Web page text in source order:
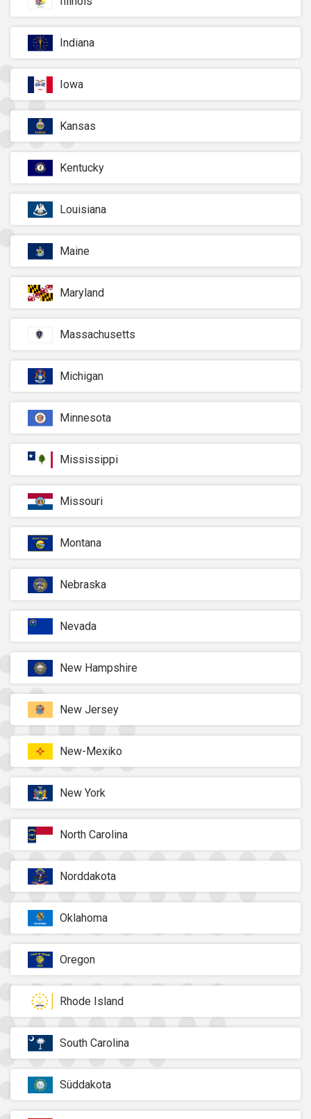
Indiana
Iowa
Kansas
Kentucky
Louisiana
Maine
Maryland
Massachusetts
Michigan
Minnesota
Mississippi
Missouri
Montana
Nebraska
Nevada
New Hampshire
New Jersey
New-Mexiko
New York
North Carolina
Norddakota
Oklahoma
Oregon
Rhode Island
South Carolina
Süddakota